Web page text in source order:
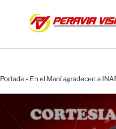
Portada» En el Maní agradecen a